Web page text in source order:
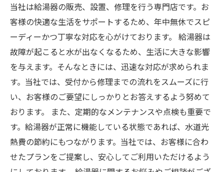
当社は給湯器の販売、設置、修理を行う専門店です。お
客様の快適な生活をサポートするため、年中無休でスピ
ーディーかつ丁寧な対応を心がけております。 給湯器は
故障が起こると水が出なくなるため、生活に大きな影響
を与えます。そんなときには、迅速な対応が求められま
す。当社では、受付から修理までの流れをスムーズに行
い、お客様のご要望にしっかりとお答えするよう努めて
おります。 また、定期的なメンテナンスや点検も重要で
す。給湯器が正常に機能している状態であれば、水道光
熱費の節約にもつながります。当社では、お客様に合わ
せたプランをご提案し、安心してご利用いただけるよう